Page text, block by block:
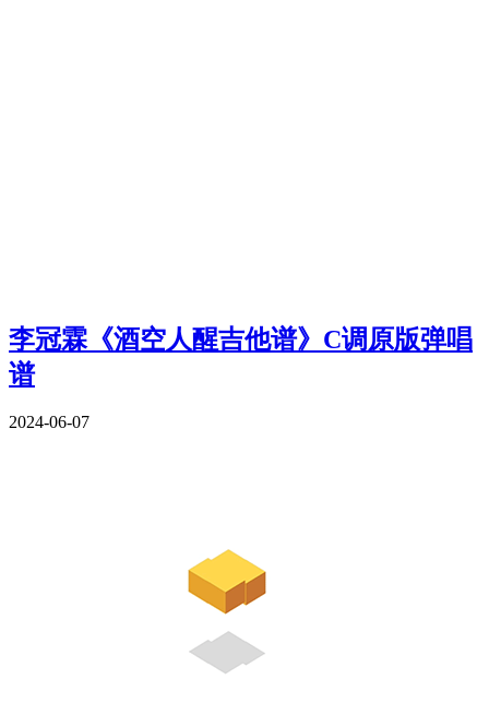
李冠霖《酒空人醒吉他谱》C调原版弹唱
谱
2024-06-07